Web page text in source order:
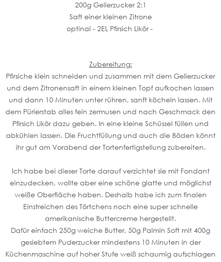
200g Gelierzucker 2:1
Saft einer kleinen Zitrone
optinal - 2EL Pfirsich Likör -
Zubereitung:
Pfirsiche klein schneiden und zusammen mit dem Gelierzucker
und dem Zitronensaft in einem kleinen Topf aufkochen lassen
und dann 10 Minuten unter rühren, sanft köcheln lassen. Mit
dem Pürierstab alles fein zermusen und nach Geschmack den
Pfirsich Likör dazu geben. In eine kleine Schüssel füllen und
abkühlen lassen. Die Fruchtfüllung und auch die Böden könnt
ihr gut am Vorabend der Tortenfertigstellung zubereiten.
Ich habe bei dieser Torte darauf verzichtet sie mit Fondant
einzudecken, wollte aber eine schöne glatte und möglichst
weiße Oberfläche haben. Deshalb habe ich zum finalen
Einstreichen des Törtchens noch eine super schnelle
amerikanische Buttercreme hergestellt.
Dafür einfach 250g weiche Butter, 50g Palmin Soft mit 400g
gesiebtem Puderzucker mindestens 10 Minuten in der
Küchenmaschine auf hoher Stufe weiß schaumig aufschlagen